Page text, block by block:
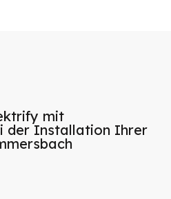
mit
der Installation Ihrer